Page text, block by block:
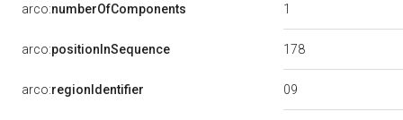
arco:numberOfComponents 1
arco:positionInSequence 178
arco:regionIdentifier 09